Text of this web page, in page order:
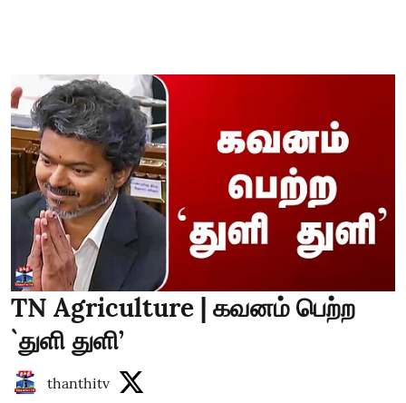
TN Agriculture | கவனம் பெற்ற
`துளி துளி’
thanthitv